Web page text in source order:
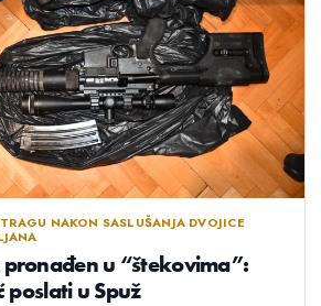
NAKON SASLUŠANJA DVOJICE
u “štekovima”:
poslati u Spuž